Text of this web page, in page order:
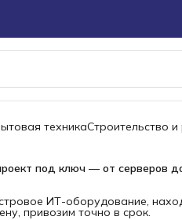
техникаСтроительство
под ключ — от серверов
ИТ-оборудование,
привозим точно в срок.